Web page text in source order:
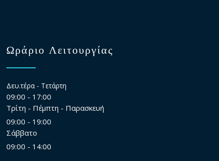
Ωράριο Λειτουργίας
Δευ.τέρα - Τετάρτη
09:00 - 17:00
Τρίτη - Πέμπτη - Παρασκευή
09:00 - 19:00
Σάββατο
09:00 - 14:00